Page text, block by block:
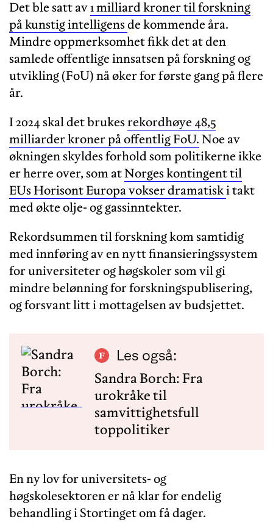
Det ble satt av1 milliard kroner til forskning
på kunstig intelligensde kommende åra.
Mindre oppmerksomhet fikk det at den
samlede offentlige innsatsen på forskning og
utvikling (FoU) nå øker for første gang på flere
år.
I 2024 skal det brukesrekordhøye 48,5
milliarder kroner på offentlig FoU.Noe av
økningen skyldes forhold som politikerne ikke
er herre over, som atNorges kontingent til
EUs Horisont Europa vokser dramatiski takt
med økte olje- og gassinntekter.
Rekordsummen til forskning kom samtidig
med innføring av en nytt finansieringssystem
for universiteter og høgskoler som vil gi
mindre belønning for forskningspublisering,
og forsvant litt i mottagelsen av budsjettet.
Les også:
Sandra Borch: Fra
urokråke til
samvittighetsfull
toppolitiker
En ny lov for universitets- og
høgskolesektoren er nå klar for endelig
behandling i Stortinget om få dager.